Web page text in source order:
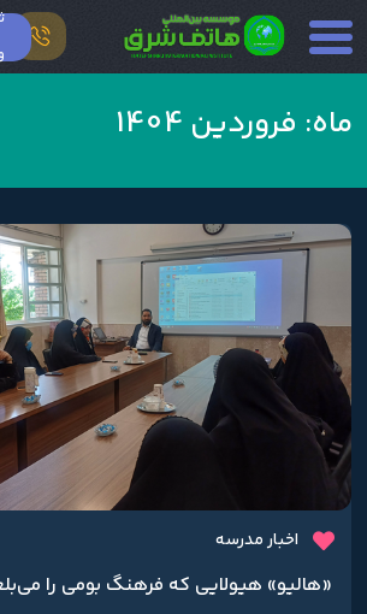
ماه: فروردین 1404
اخبار مدرسه
«هالیو» هیولایی که فرهنگ بومی را